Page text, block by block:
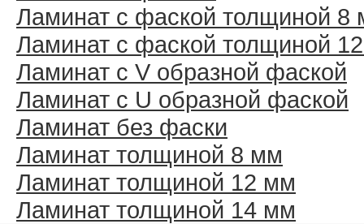
Ламинат с фаской толщиной 8
Ламинат с фаской толщиной
Ламинат с V образной фаской
Ламинат с U образной фаской
Ламинат без фаски
Ламинат толщиной 8 мм
Ламинат толщиной 12 мм
Ламинат толщиной 14 мм